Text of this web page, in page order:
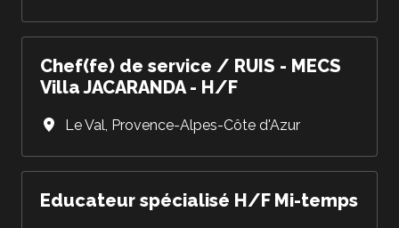
Chef(fe) de service / RUIS - MECS
Villa JACARANDA - H/F
Le Val, Provence-Alpes-Côte d'Azur
Educateur spécialisé H/F Mi-temps